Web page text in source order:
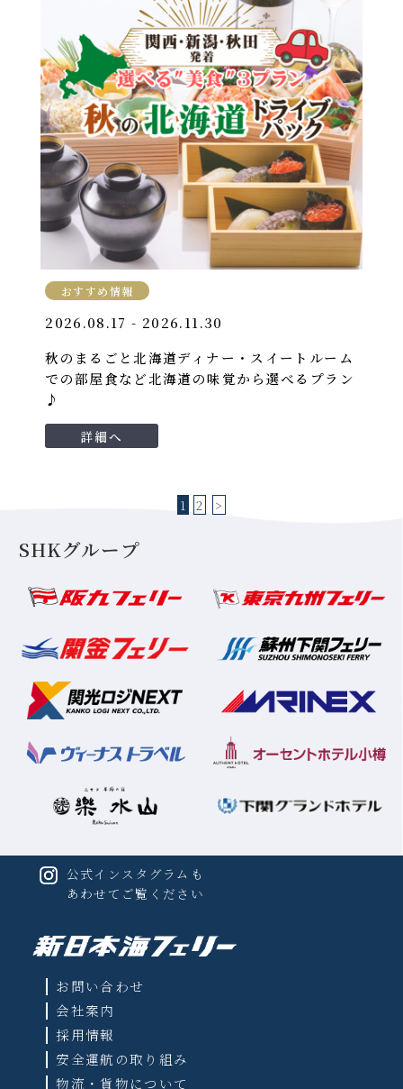
おすすめ情報
2026.08.17 - 2026.11.30
秋のまるごと北海道ディナー・スイートルーム
での部屋食など北海道の味覚から選べるプラン
♪
詳細へ
1 2 >
SHKグループ
お問い合わせ
会社案内
採用情報
安全運航の取り組み
物流・貨物について
公式インスタグラムも
あわせてご覧ください